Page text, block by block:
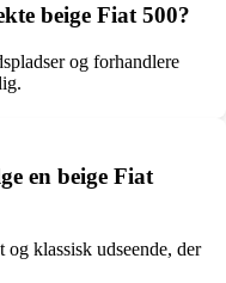
beige Fiat 500?
og forhandlere
en beige Fiat
klassisk udseende, der